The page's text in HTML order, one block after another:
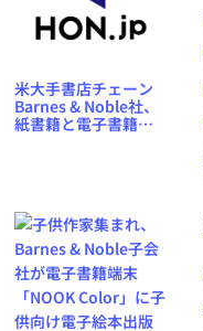
米大手書店チェーン
Barnes & Noble社、
紙書籍と電子書籍の